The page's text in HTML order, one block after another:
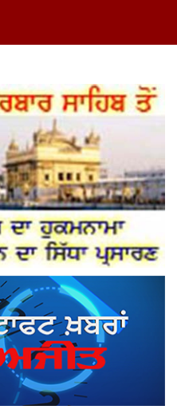
ਸੁਰੱਖਿਆ ਲਈ ਜ਼ਰੂਰੀ ਕਾਰਵਾਈ ਕਰਾਰ